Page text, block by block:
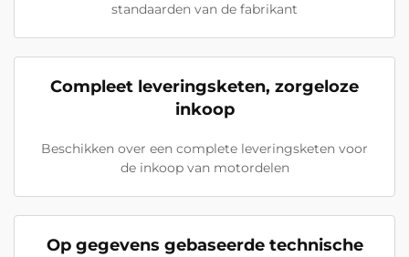
standaarden van de fabrikant
Compleet leveringsketen, zorgeloze
inkoop
Beschikken over een complete leveringsketen voor
de inkoop van motordelen
Op gegevens gebaseerde technische